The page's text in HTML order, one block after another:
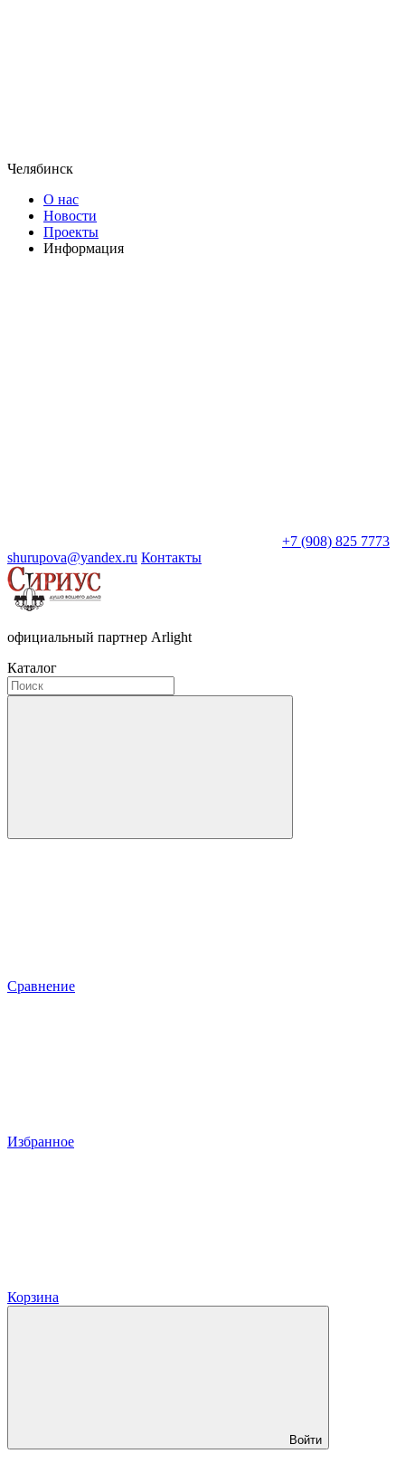
Челябинск
О нас
Новости
Проекты
Информация
+7 (908) 825 7773
shurupova@yandex.ru Контакты
официальный партнер Arlight
Каталог
Сравнение
Избранное
Корзина
Войти